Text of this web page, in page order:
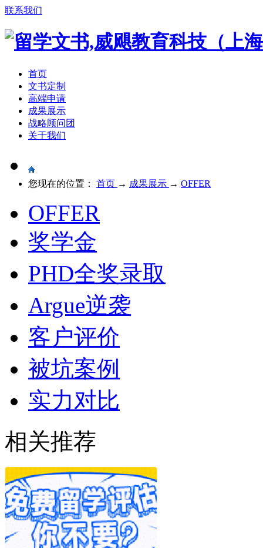
联系我们
首页
文书定制
高端申请
成果展示
战略顾问团
关于我们
您现在的位置： 首页 → 成果展示 → OFFER
OFFER
奖学金
PHD全奖录取
Argue逆袭
客户评价
被坑案例
实力对比
相关推荐